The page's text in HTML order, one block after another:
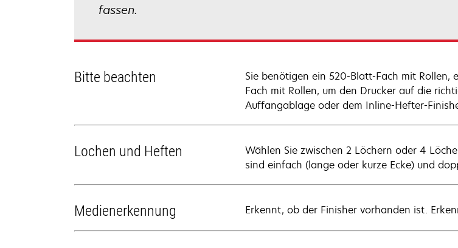
fassen.
Bitte beachten
Sie benötigen ein 520-Blatt-Fach mit Rollen,
Fach mit Rollen, um den Drucker auf die
Auffangablage oder dem Inline-Hefter-
Lochen und Heften
Wählen Sie zwischen 2 Löchern oder 4
sind einfach (lange oder kurze Ecke) und
Medienerkennung Erkennt, ob der Finisher vorhanden ist.